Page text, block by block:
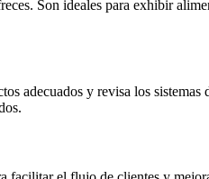
Son ideales para exhibir
adecuados y revisa los